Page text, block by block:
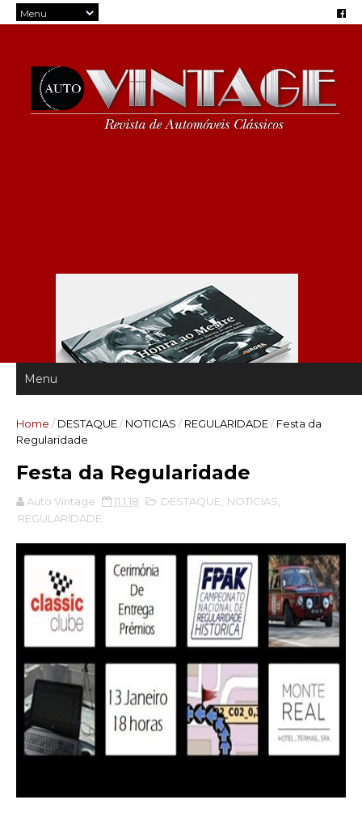
Home / DESTAQUE/ NOTICIAS / REGULARIDADE/ Festa da
Regularidade
Festa da Regularidade
Auto Vintage 11.1.18 DESTAQUE NOTICIAS
REGULARIDADE